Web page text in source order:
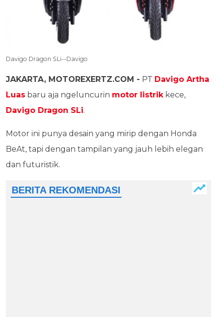
Davigo Dragon SLi--Davigo
JAKARTA, MOTOREXERTZ.COM - PT Davigo Artha
Luas baru aja ngeluncurin motor listrik kece,
Davigo Dragon SLi.
Motor ini punya desain yang mirip dengan Honda
BeAt, tapi dengan tampilan yang jauh lebih elegan
dan futuristik.